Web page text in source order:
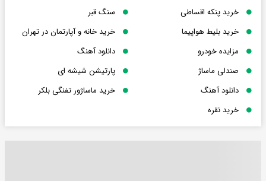
خرید پنکه اقساطی
سنگ قبر
خرید بلیط هواپیما
خرید خانه و آپارتمان در تهران
مزایده خودرو
دانلود آهنگ
صندلی ماساژ
پارتیشن شیشه ای
دانلود آهنگ
خرید ماساژور تفنگی بلکر
خرید نقره